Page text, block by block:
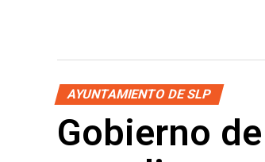
AYUNTAMIENTO DE SLP
Gobierno